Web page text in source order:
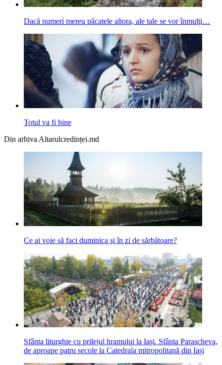
Dacă numeri mereu păcatele altora, ale tale se vor înmulţi…
Totul va fi bine
Din arhiva Altarulcredinței.md
Ce ai voie să faci duminica şi în zi de sărbătoare?
Sfânta liturghie cu prilejul hramului la Iași. Sfânta Parascheva,
de aproape patru secole la Catedrala mitropolitană din Iași